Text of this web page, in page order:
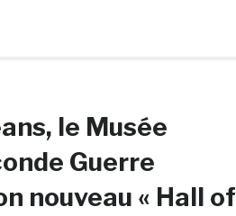
le Musée
Guerre
nouveau « Hall of